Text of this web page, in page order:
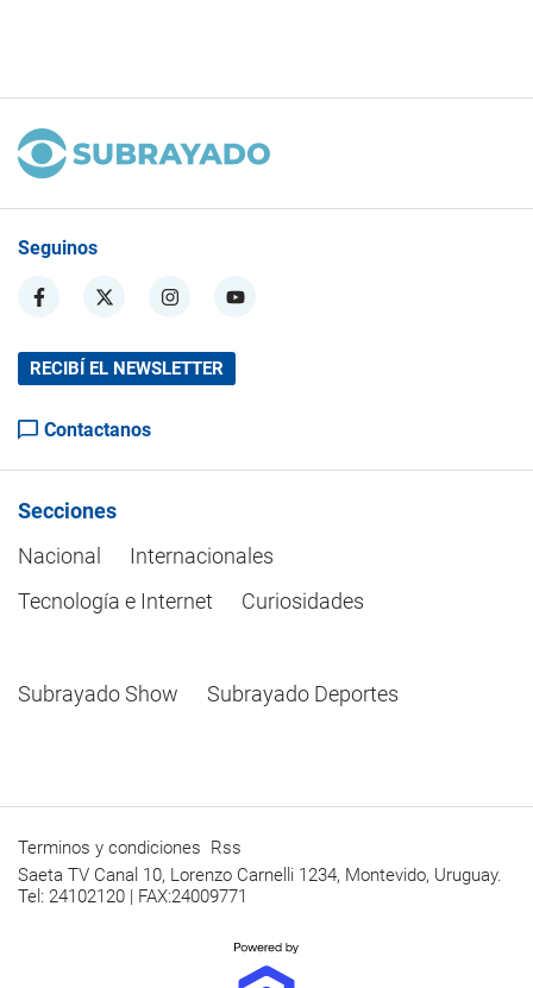
Seguinos
RECIBÍ EL NEWSLETTER
Contactanos
Secciones
Nacional
Internacionales
Tecnología e Internet
Curiosidades
Subrayado Show Subrayado Deportes
Terminos y condiciones Rss
Saeta TV Canal 10, Lorenzo Carnelli 1234, Montevido, Uruguay.
Tel: 24102120 | FAX:24009771